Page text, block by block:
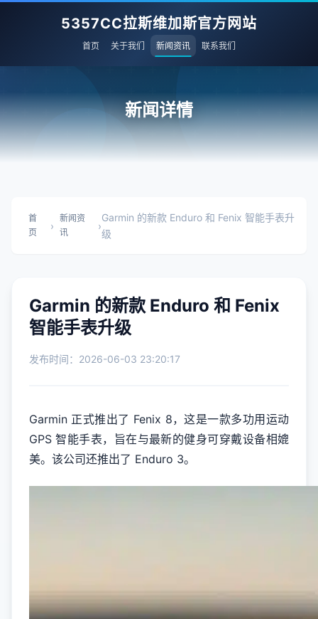
5357CC拉斯维加斯官方网站
首页 关于我们 新闻资讯 联系我们
新闻详情
首
页
›
新闻资
讯
›
Garmin 的新款 Enduro 和 Fenix 智能手表升
级
Garmin 的新款 Enduro 和 Fenix
智能手表升级
发布时间：2026-06-03 23:20:17
Garmin 正式推出了 Fenix 8，这是一款多功用运动
GPS 智能手表，旨在与最新的健身可穿戴设备相媲
美。该公司还推出了 Enduro 3。